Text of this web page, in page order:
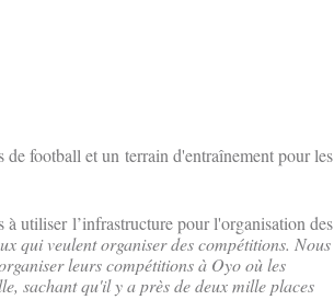
football et un terrain d'entraînement pour les
utiliser l’infrastructure pour l'organisation des
qui veulent organiser des compétitions. Nous
leurs compétitions à Oyo où les
sachant qu'il y a près de deux mille places